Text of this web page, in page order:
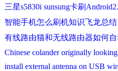
三星s5830i sunsung卡刷
智能手机怎么刷机知识飞龙总结
有线路由猫和无线路由器如何
Chinese colander originally
install external antenna on USB